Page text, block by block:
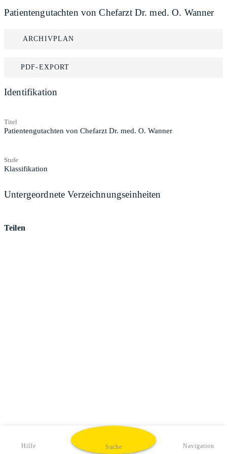
Patientengutachten von Chefarzt Dr. med. O. Wanner
ARCHIVPLAN
PDF-EXPORT
Identifikation
Titel
Patientengutachten von Chefarzt Dr. med. O. Wanner
Stufe
Klassifikation
Untergeordnete Verzeichnungseinheiten
Teilen
Hilfe Suche Navigation